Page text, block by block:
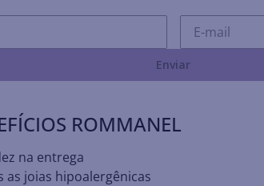
Enviar
ROMMANEL
na entrega
as joias hipoalergênicas